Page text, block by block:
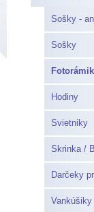
Sošky -
Sošky
Hodiny
Svietniky
Skrinka /
Darčeky
Vankúšiky